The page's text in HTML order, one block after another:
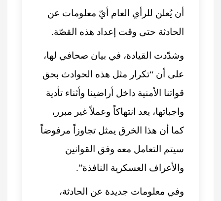
أن يُعلن للرأي العام أيّ معلومات عن
الحادثة حتى وقت إعداد هذه القصّة.
وشدّدت القيادة، في بيان صحافي لها،
على أن “تكرار مثل هذه الحوادث بحق
قواتنا الأمنية داخل أراضينا وأثناء تأدية
واجباتها، يعد انتهاكاً وعملاً غير مبرر،
كما أن هذا الخرق يمثل تجاوزاً مرفوضاً
سيتم التعامل معه وفق القوانين
والأعراف العسكرية النافذة”.
وفي معلومات جديدة عن الحادثة،